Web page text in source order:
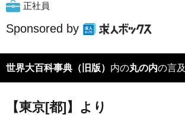
正社員
Sponsored by
世界大百科事典（旧版） 内の丸の内の言及
【東京[都]】より